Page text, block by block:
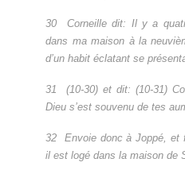
30
Corneille dit: Il y a
dans ma maison à la
d’un habit éclatant se
31
(10-30) et dit: (10-31)
Dieu s’est souvenu de tes
32
Envoie donc à Joppé, et
il est logé dans la maison de